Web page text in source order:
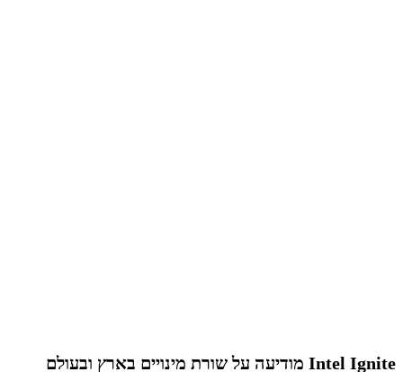
Intel Ignite מודיעה על שורת מינויים בארץ ובעולם